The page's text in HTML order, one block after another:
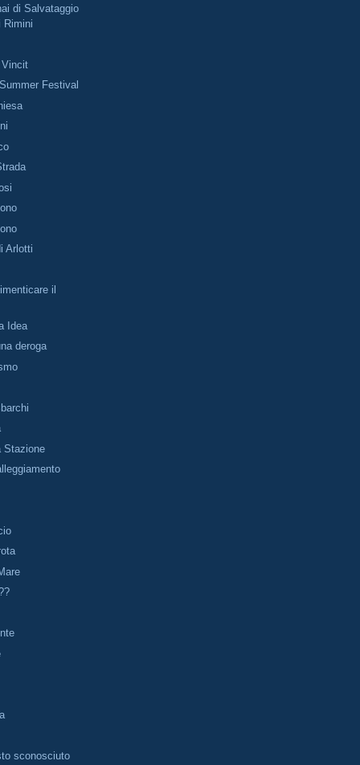
di Salvataggio
Rimini
Vincit
Festival
Arlotti
il
Idea
deroga
Stazione
sconosciuto